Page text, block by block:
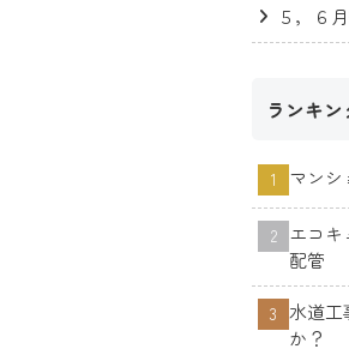
５，６
ランキン
マン
エコキ
配管
水道工
か？